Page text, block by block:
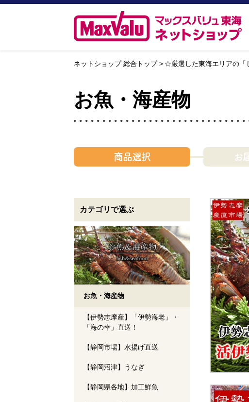
ネットショップ 総合トップ ☆厳選した東海エリアの「
お魚・海産物
商品選択 お
カテゴリで選ぶ
お魚・海産物
【伊勢志摩産】「伊勢海老」・
「海の幸」直送！
【静岡市場】水揚げ直送
【静岡沼津】うなぎ
【静岡県各地】加工鮮魚